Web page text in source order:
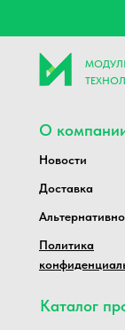
Каталог
О
Новости
Политика
Доставка